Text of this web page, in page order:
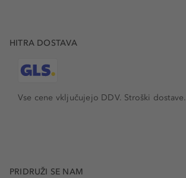
HITRA DOSTAVA
Vse cene vključujejo DDV. Stroški dostave.
PRIDRUŽI SE NAM